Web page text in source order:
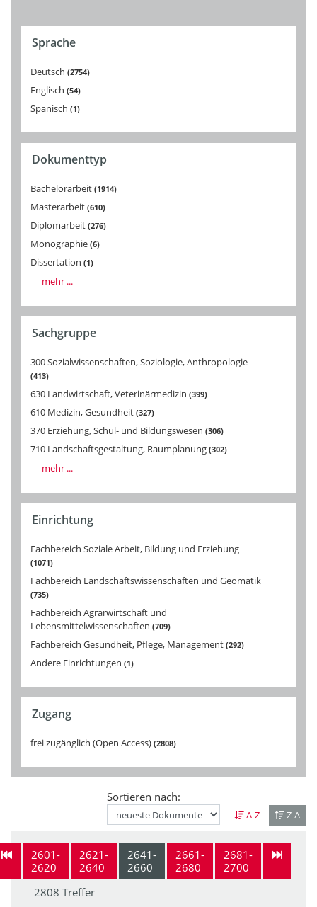
Sprache
Deutsch 2754
Englisch 54
Spanisch 1
Dokumenttyp
Bachelorarbeit 1914
Masterarbeit 610
Diplomarbeit 276
Monographie 6
Dissertation 1
mehr ...
Sachgruppe
300 Sozialwissenschaften, Soziologie, Anthropologie
413
630 Landwirtschaft, Veterinärmedizin 399
610 Medizin, Gesundheit 327
370 Erziehung, Schul- und Bildungswesen 306
710 Landschaftsgestaltung, Raumplanung 302
mehr ...
Einrichtung
Fachbereich Soziale Arbeit, Bildung und Erziehung
1071
Fachbereich Landschaftswissenschaften und Geomatik
735
Fachbereich Agrarwirtschaft und
Lebensmittelwissenschaften 709
Fachbereich Gesundheit, Pflege, Management 292
Andere Einrichtungen 1
Zugang
frei zugänglich (Open Access) 2808
Sortieren nach:
A-Z Z-A
2601-
2620
2621-
2640
2641-
2660
2661-
2680
2681-
2700
2808 Treffer